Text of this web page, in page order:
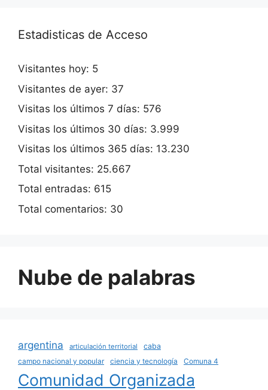
Estadisticas de Acceso
Visitantes hoy: 5
Visitantes de ayer: 37
Visitas los últimos 7 días: 576
Visitas los últimos 30 días: 3.999
Visitas los últimos 365 días: 13.230
Total visitantes: 25.667
Total entradas: 615
Total comentarios: 30
Nube de palabras
argentina articulación territorial
caba
campo nacional y popular
ciencia y tecnología Comuna 4
Comunidad Organizada